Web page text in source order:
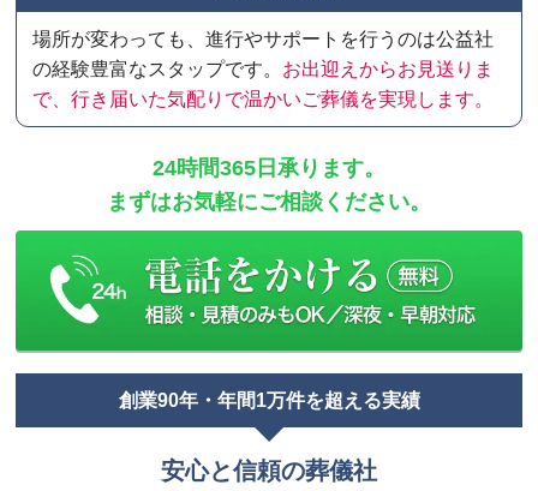
場所が変わっても、進行やサポートを行うのは公益社
の経験豊富なスタップです。 お出迎えからお見送りま
で、行き届いた気配りで温かいご葬儀を実現します。
24時間365日承ります。
まずはお気軽にご相談ください。
創業90年・年間1万件を超える実績
安心と信頼の葬儀社